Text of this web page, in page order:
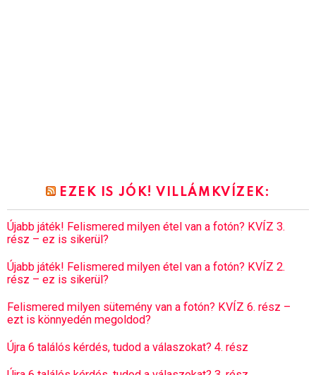
EZEK IS JÓK! VILLÁMKVÍZEK:
Újabb játék! Felismered milyen étel van a fotón? KVÍZ 3.
rész – ez is sikerül?
Újabb játék! Felismered milyen étel van a fotón? KVÍZ 2.
rész – ez is sikerül?
Felismered milyen sütemény van a fotón? KVÍZ 6. rész –
ezt is könnyedén megoldod?
Újra 6 találós kérdés, tudod a válaszokat? 4. rész